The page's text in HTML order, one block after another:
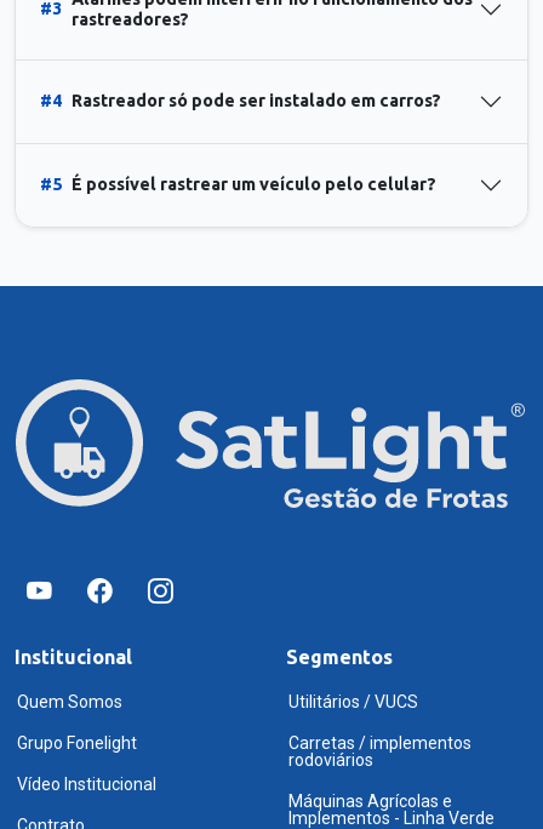
#3
rastreadores?
#4 Rastreador só pode ser instalado em carros?
#5 É possível rastrear um veículo pelo celular?
Institucional
Quem Somos
Grupo Fonelight
Vídeo Institucional
Segmentos
Utilitários / VUCS
Carretas / implementos
rodoviários
Máquinas Agrícolas e
Implementos - Linha Verde